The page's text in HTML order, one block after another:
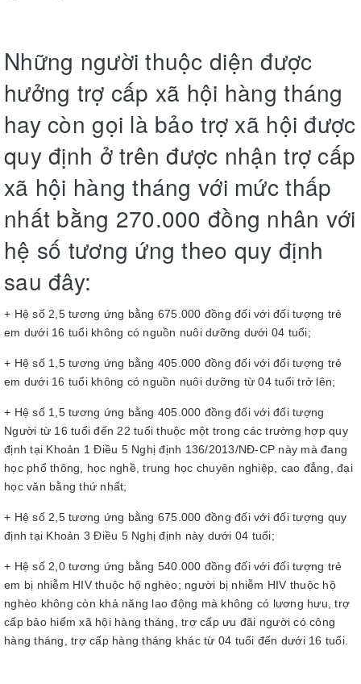
Những người thuộc diện được
hưởng trợ cấp xã hội hàng tháng
hay còn gọi là bảo trợ xã hội được
quy định ở trên được nhận trợ cấp
xã hội hàng tháng với mức thấp
nhất bằng 270.000 đồng nhân với
hệ số tương ứng theo quy định
sau đây:
+ Hệ số 2,5 tương ứng bằng 675.000 đồng đối với đối tượng trẻ
em dưới 16 tuổi không có nguồn nuôi dưỡng dưới 04 tuổi;
+ Hệ số 1,5 tương ứng bằng 405.000 đồng đối với đối tượng trẻ
em dưới 16 tuổi không có nguồn nuôi dưỡng từ 04 tuổi trở lên;
+ Hệ số 1,5 tương ứng bằng 405.000 đồng đối với đối tượng
Người từ 16 tuổi đến 22 tuổi thuộc một trong các trường hợp quy
định tại Khoản 1 Điều 5 Nghị định 136/2013/NĐ-CP này mà đang
học phổ thông, học nghề, trung học chuyên nghiệp, cao đẳng, đại
học văn bằng thứ nhất;
+ Hệ số 2,5 tương ứng bằng 675.000 đồng đối với đối tượng quy
định tại Khoản 3 Điều 5 Nghị định này dưới 04 tuổi;
+ Hệ số 2,0 tương ứng bằng 540.000 đồng đối với đối tượng trẻ
em bị nhiễm HIV thuộc hộ nghèo; người bị nhiễm HIV thuộc hộ
nghèo không còn khả năng lao động mà không có lương hưu, trợ
cấp bảo hiểm xã hội hàng tháng, trợ cấp ưu đãi người có công
hàng tháng, trợ cấp hàng tháng khác từ 04 tuổi đến dưới 16 tuổi.